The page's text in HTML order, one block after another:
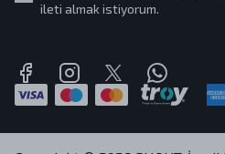
ileti almak istiyorum.